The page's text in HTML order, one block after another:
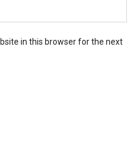
in this browser for the next